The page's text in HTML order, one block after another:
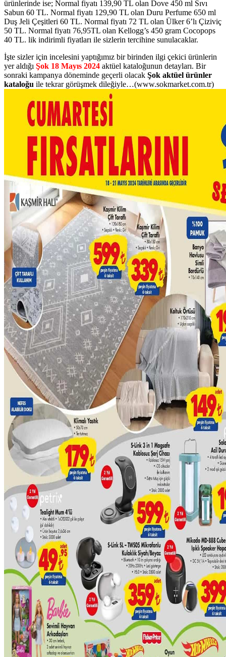
ürünlerinde ise; Normal fiyatı 139,90 TL olan Dove 450 ml Sıvı
Sabun 60 TL. Normal fiyatı 129,90 TL olan Duru Perfume 650 ml
Duş Jeli Çeşitleri 60 TL. Normal fiyatı 72 TL olan Ülker 6’lı Çiziviç
50 TL. Normal fiyatı 76,95TL olan Kellogg’s 450 gram Cocopops
40 TL. lik indirimli fiyatları ile sizlerin tercihine sunulacaklar.
İşte sizler için incelesini yaptığımız bir birinden ilgi çekici ürünlerin
yer aldığı Şok 18 Mayıs 2024 aktüel kataloğunun detayları. Bir
sonraki kampanya döneminde geçerli olacak Şok aktüel ürünler
kataloğu ile tekrar görüşmek dileğiyle…(www.sokmarket.com.tr)